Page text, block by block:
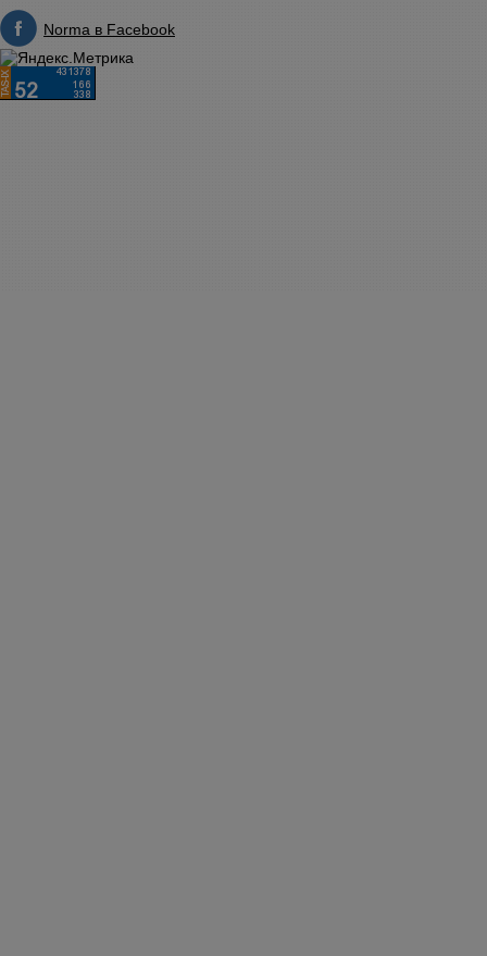
Norma в Facebook